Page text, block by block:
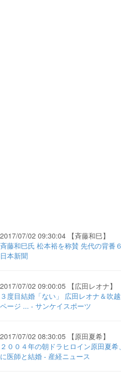
2017/07/02 09:30:04 【斉藤和巳】
斉藤和巳氏 松本裕を称賛 先代の背番
日本新聞
2017/07/02 09:00:05 【広田レオナ】
３度目結婚「ない」 広田レオナ＆吹
ページ ... - サンケイスポーツ
2017/07/02 08:30:05 【原田夏希】
２００４年の朝ドラヒロイン原田夏
に医師と結婚 - 産経ニュース